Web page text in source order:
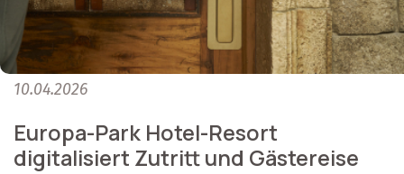
10.04.2026
Europa-Park Hotel-Resort
digitalisiert Zutritt und Gästereise